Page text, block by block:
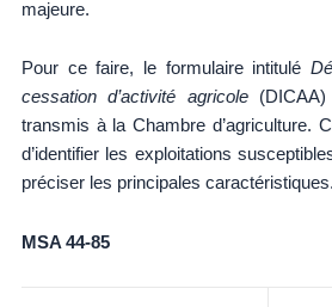
majeure.
Pour ce faire, le formulaire intitulé
cessation d’activité agricole(DICAA)
transmis à la Chambre d’agriculture.
d’identifier les exploitations
préciser les principales caractéristiques.
MSA 44-85